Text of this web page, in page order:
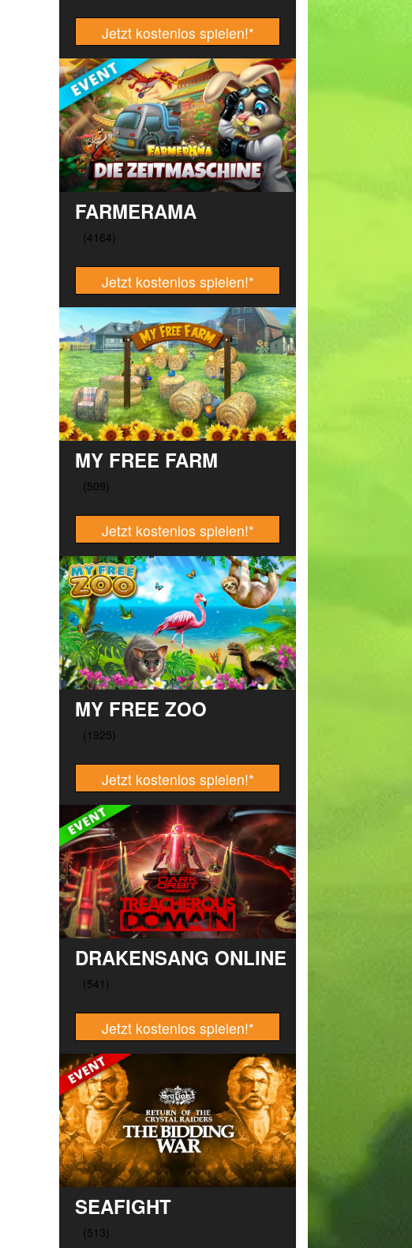
Jetzt kostenlos spielen!*
FARMERAMA
Jetzt kostenlos spielen!*
MY FREE FARM
Jetzt kostenlos spielen!*
MY FREE ZOO
Jetzt kostenlos spielen!*
DRAKENSANG ONLINE
Jetzt kostenlos spielen!*
SEAFIGHT